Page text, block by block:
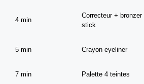
4 min
Correcteur + bronzer
stick
5 min Crayon eyeliner
7 min Palette 4 teintes